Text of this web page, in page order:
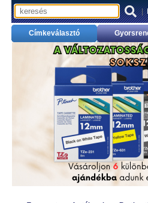
|
Címkeválasztó